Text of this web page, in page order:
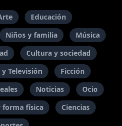
Educación
Niños y familia
Música
Cultura y sociedad
y Televisión
Ficción
Noticias
Ocio
forma física
Ciencias